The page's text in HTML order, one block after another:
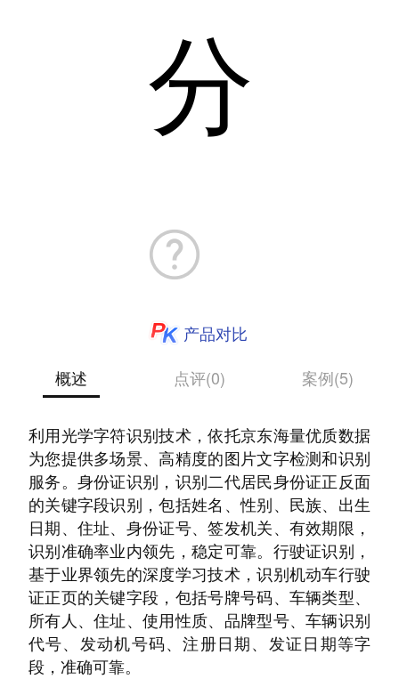
分
产品对比
概述
点评(0) 案例(5)
利用光学字符识别技术，依托京东海量优质数据
为您提供多场景、高精度的图片文字检测和识别
服务。身份证识别，识别二代居民身份证正反面
的关键字段识别，包括姓名、性别、民族、出生
日期、住址、身份证号、签发机关、有效期限，
识别准确率业内领先，稳定可靠。行驶证识别，
基于业界领先的深度学习技术，识别机动车行驶
证正页的关键字段，包括号牌号码、车辆类型、
所有人、住址、使用性质、品牌型号、车辆识别
代号、发动机号码、注册日期、发证日期等字
段，准确可靠。